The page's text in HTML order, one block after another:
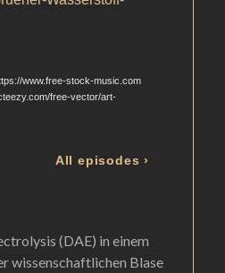
(DAE) in einem
wissenschaftlichen Blase